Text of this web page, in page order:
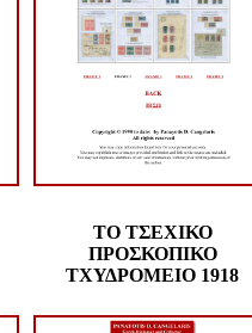
ΤΟ ΤΣΕΧΙΚΟ
ΠΡΟΣΚΟΠΙΚΟ
ΤΧΥΔΡΟΜΕΙΟ 1918